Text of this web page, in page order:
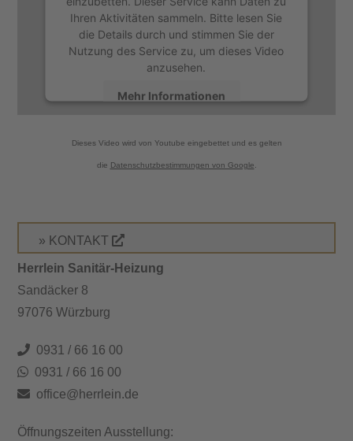
Ihren Aktivitäten sammeln. Bitte lesen Sie
die Details durch und stimmen Sie der
Nutzung des Service zu, um dieses Video
anzusehen.
Mehr Informationen
powered byUsercentrics Consent
Dieses Video wird von Youtube eingebettet und es gelten
die Datenschutzbestimmungen von Google
» KONTAKT
Herrlein Sanitär-Heizung
Sandäcker 8
97076 Würzburg
0931 / 66 16 00
0931 / 66 16 00
office@herrlein.de
Öffnungszeiten Ausstellung: